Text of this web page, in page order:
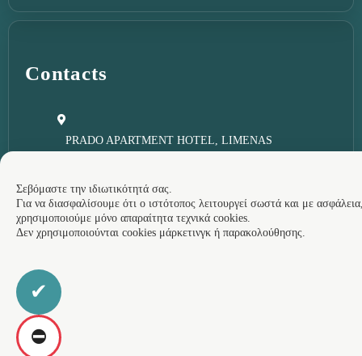
Σεβόμαστε την ιδιωτικότητά σας.
Για να διασφαλίσουμε ότι ο ιστότοπος λειτουργεί σωστά και με
χρησιμοποιούμε μόνο απαραίτητα τεχνικά cookies.
Δεν χρησιμοποιούνται cookies μάρκετινγκ ή παρακολούθησης.
Contacts
PRADO APARTMENT HOTEL, LIMENAS
+306947579096